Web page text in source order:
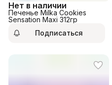
Нет в наличии
Печенье Milka Cookies
Sensation Maxi 312гр
Подписаться